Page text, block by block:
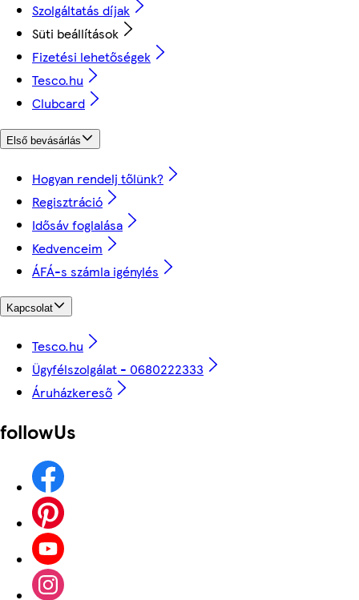
Szolgáltatás díjak
Süti beállítások
Fizetési lehetőségek
Tesco.hu
Clubcard
Első bevásárlás
Hogyan rendelj tőlünk?
Regisztráció
Idősáv foglalása
Kedvenceim
ÁFÁ-s számla igénylés
Kapcsolat
Tesco.hu
Ügyfélszolgálat - 0680222333
Áruházkereső
followUs